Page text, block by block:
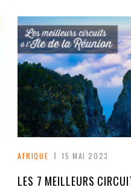
AFRIQUE 15 MAI 2023
LES 7 MEILLEURS